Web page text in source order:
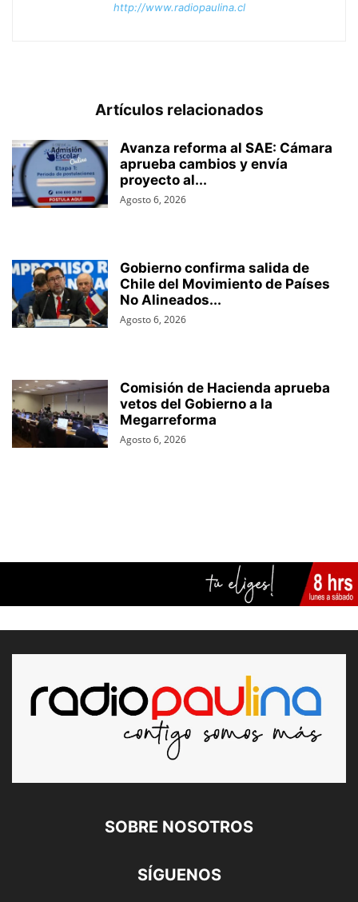
http://www.radiopaulina.cl
Artículos relacionados
Avanza reforma al SAE: Cámara
aprueba cambios y envía
proyecto al...
Agosto 6, 2026
Gobierno confirma salida de
Chile del Movimiento de Países
No Alineados...
Agosto 6, 2026
Comisión de Hacienda aprueba
vetos del Gobierno a la
Megarreforma
Agosto 6, 2026
SOBRE NOSOTROS
SÍGUENOS